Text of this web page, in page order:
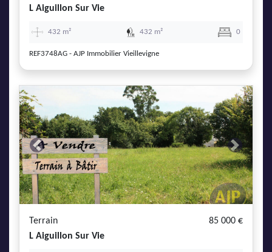
L Aiguillon Sur Vie
432 m² 432 m² 0
REF3748AG - AJP Immobilier Vieillevigne
Previous Next
Terrain
85 000 €
L Aiguillon Sur Vie